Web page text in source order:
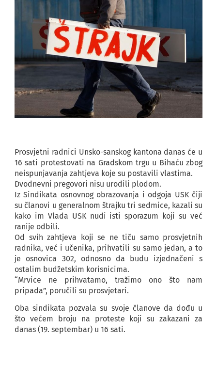
Prosvjetni radnici Unsko-sanskog kantona danas će u
16 sati protestovati na Gradskom trgu u Bihaću zbog
neispunjavanja zahtjeva koje su postavili vlastima.
Dvodnevni pregovori nisu urodili plodom.
Iz Sindikata osnovnog obrazovanja i odgoja USK čiji
su članovi u generalnom štrajku tri sedmice, kazali su
kako im Vlada USK nudi isti sporazum koji su već
ranije odbili.
Od svih zahtjeva koji se ne tiču samo prosvjetnih
radnika, već i učenika, prihvatili su samo jedan, a to
je osnovica 302, odnosno da budu izjednačeni s
ostalim budžetskim korisnicima.
“Mrvice ne prihvatamo, tražimo ono što nam
pripada”, poručili su prosvjetari.
Oba sindikata pozvala su svoje članove da dođu u
što većem broju na proteste koji su zakazani za
danas (19. septembar) u 16 sati.